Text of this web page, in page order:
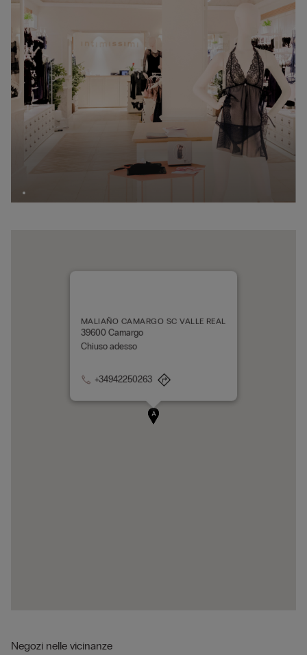
A
MALIAÑO CAMARGO SC VALLE REAL
39600 Camargo
Chiuso adesso
+34942250263
Negozi nelle vicinanze